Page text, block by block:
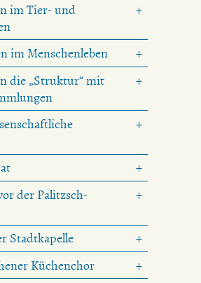
im Tier- und
im Menschenleben
die „Struktur“ mit
der Palitzsch-
Stadtkapelle
Küchenchor